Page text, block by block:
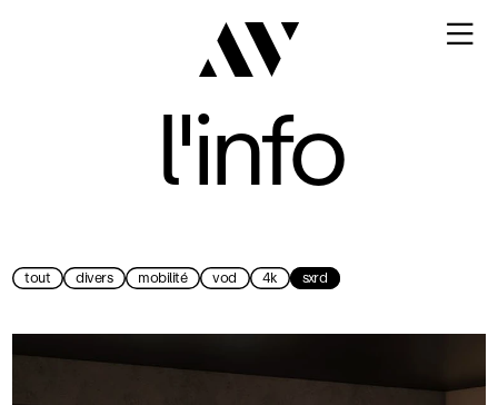

l'info
tout divers mobilité vod 4k sxrd